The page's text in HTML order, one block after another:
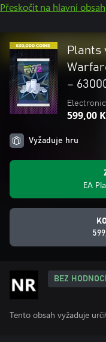
Přeskočit na hlavní obsah
Plants
–
599,00
Vyžaduje hru
EA
BEZ
Tento obsah vyžaduje